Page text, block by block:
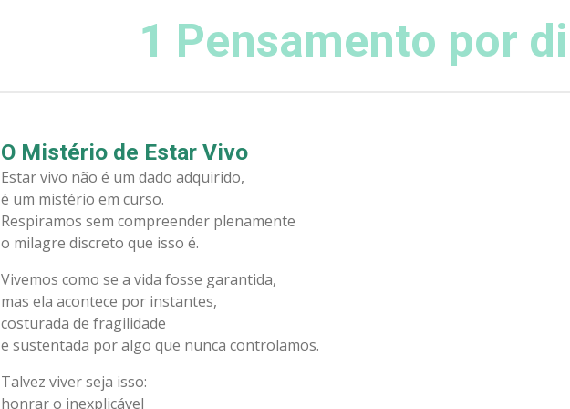
1 Pensamento por
O Mistério de Estar Vivo
Estar vivo não é um dado adquirido,
é um mistério em curso.
Respiramos sem compreender plenamente
o milagre discreto que isso é.
Vivemos como se a vida fosse garantida,
mas ela acontece por instantes,
costurada de fragilidade
e sustentada por algo que nunca controlamos.
Talvez viver seja isso:
honrar o inexplicável